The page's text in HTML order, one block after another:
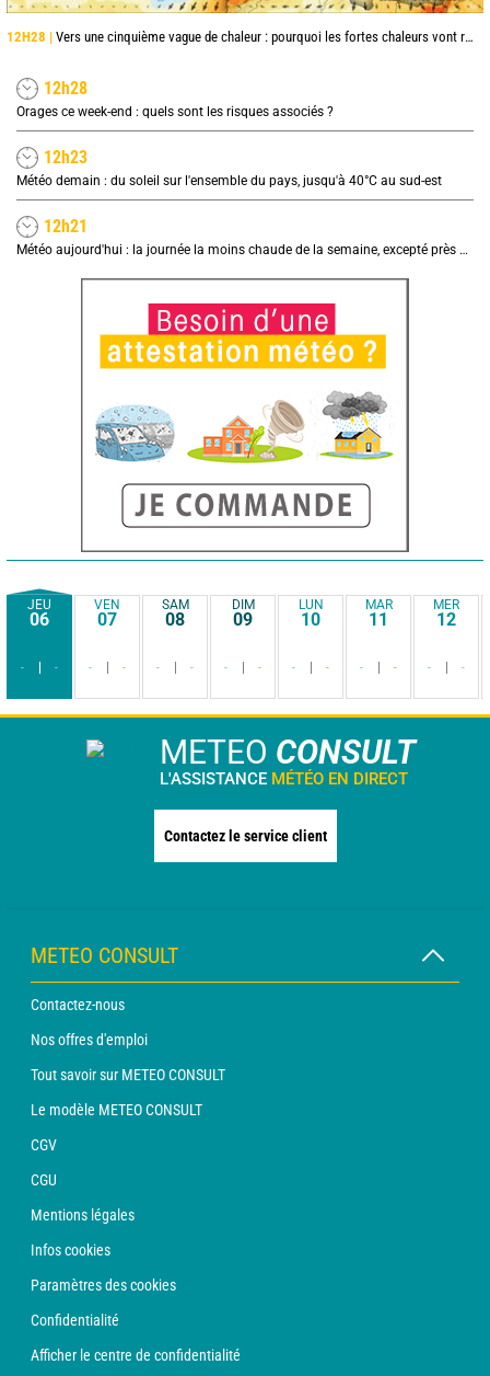
12H28 | Vers une cinquième vague de chaleur : pourquoi les fortes chaleurs vont rapidement revenir en France
12h28
Orages ce week-end : quels sont les risques associés ?
12h23
Météo demain : du soleil sur l'ensemble du pays, jusqu'à 40°C au sud-est
12h21
Météo aujourd'hui : la journée la moins chaude de la semaine, excepté près de la Méditerranée
JEU
06
- -
VEN
07
- -
SAM
08
- -
DIM
09
- -
LUN
10
- -
MAR
11
- -
MER
12
- -
METEO CONSULT
L'ASSISTANCE MÉTÉO EN DIRECT
Contactez le service client
METEO CONSULT
Contactez-nous
Nos offres d'emploi
Tout savoir sur METEO CONSULT
Le modèle METEO CONSULT
CGV
CGU
Mentions légales
Infos cookies
Paramètres des cookies
Confidentialité
Afficher le centre de confidentialité